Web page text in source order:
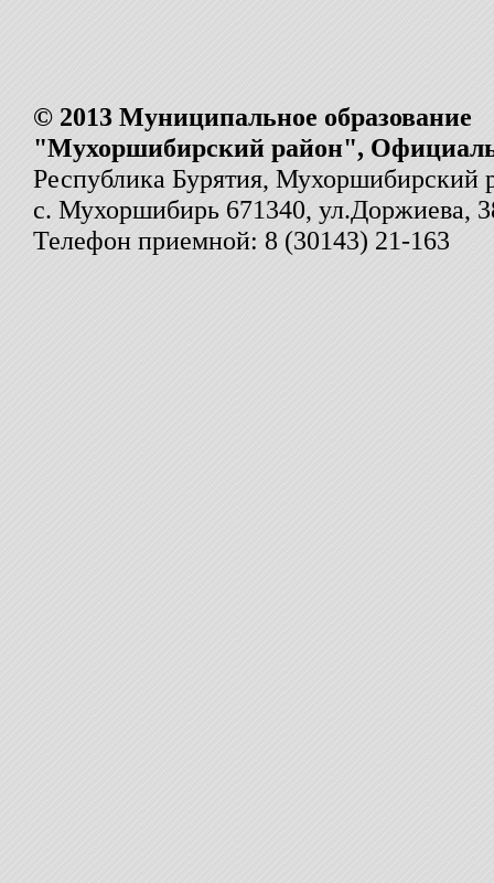
© 2013 Муниципальное образование
"Мухоршибирский район",
Республика Бурятия, Мухоршибирский
с. Мухоршибирь 671340, ул.Доржиева,
Телефон приемной: 8 (30143) 21-163